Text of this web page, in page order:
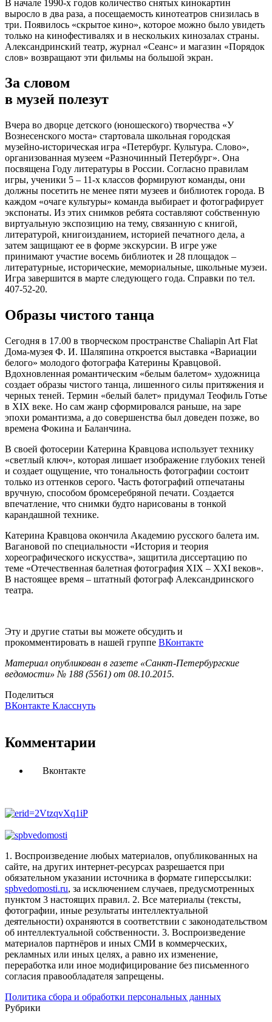
В начале 1990-х годов количество снятых кинокартин
выросло в два раза, а посещаемость кинотеатров снизилась в
три. Появилось «скрытое кино», которое можно было увидеть
только на кинофестивалях и в нескольких кинозалах страны.
Александринский театр, журнал «Сеанс» и магазин «Порядок
слов» возвращают эти фильмы на большой экран.
За словом
в музей полезут
Вчера во дворце детского (юношеского) творчества «У
Вознесенского моста» стартовала школьная городская
музейно-историческая игра «Петербург. Культура. Слово»,
организованная музеем «Разночинный Петербург». Она
посвящена Году литературы в России. Согласно правилам
игры, ученики 5 – 11-х классов формируют команды, они
должны посетить не менее пяти музеев и библиотек города. В
каждом «очаге культуры» команда выбирает и фотографирует
экспонаты. Из этих снимков ребята составляют собственную
виртуальную экспозицию на тему, связанную с книгой,
литературой, книгоизданием, историей печатного дела, а
затем защищают ее в форме экскурсии. В игре уже
принимают участие восемь библиотек и 28 площадок –
литературные, исторические, мемориальные, школьные музеи.
Игра завершится в марте следующего года. Справки по тел.
407-52-20.
Образы чистого танца
Сегодня в 17.00 в творческом пространстве Chaliapin Art Flat
Дома-музея Ф. И. Шаляпина откроется выставка «Вариации
белого» молодого фотографа Катерины Кравцовой.
Вдохновленная романтическим «белым балетом» художница
создает образы чистого танца, лишенного силы притяжения и
черных теней. Термин «белый балет» придумал Теофиль Готье
в XIX веке. Но сам жанр сформировался раньше, на заре
эпохи романтизма, а до совершенства был доведен позже, во
времена Фокина и Баланчина.
В своей фотосерии Катерина Кравцова использует технику
«светлый ключ», которая лишает изображение глубоких теней
и создает ощущение, что тональность фотографии состоит
только из оттенков серого. Часть фотографий отпечатаны
вручную, способом бромсеребряной печати. Создается
впечатление, что снимки будто нарисованы в тонкой
карандашной технике.
Катерина Кравцова окончила Академию русского балета им.
Вагановой по специальности «История и теория
хореографического искусства», защитила диссертацию по
теме «Отечественная балетная фотография XIX – XXI веков».
В настоящее время – штатный фотограф Александринского
театра.
Эту и другие статьи вы можете обсудить и
прокомментировать в нашей группе ВКонтакте
Материал опубликован в газете «Санкт-Петербургские
ведомости» № 188 (5561) от 08.10.2015.
Поделиться
ВКонтакте Класснуть
Комментарии
Вконтакте
1. Воспроизведение любых материалов, опубликованных на
сайте, на других интернет-ресурсах разрешается при
обязательном указании источника в формате гиперссылки:
spbvedomosti.ru, за исключением случаев, предусмотренных
пунктом 3 настоящих правил. 2. Все материалы (тексты,
фотографии, иные результаты интеллектуальной
деятельности) охраняются в соответствии с законодательством
об интеллектуальной собственности. 3. Воспроизведение
материалов партнёров и иных СМИ в коммерческих,
рекламных или иных целях, а равно их изменение,
переработка или иное модифицирование без письменного
согласия правообладателя запрещены.
Политика сбора и обработки персональных данных
Рубрики